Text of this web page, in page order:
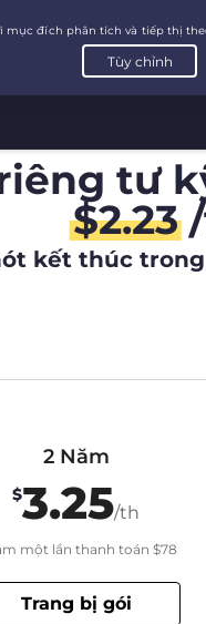
tư
$2.23/
kết thúc trong
2 Năm
$3.25/th
một lần thanh toán$78
Trang bị gói